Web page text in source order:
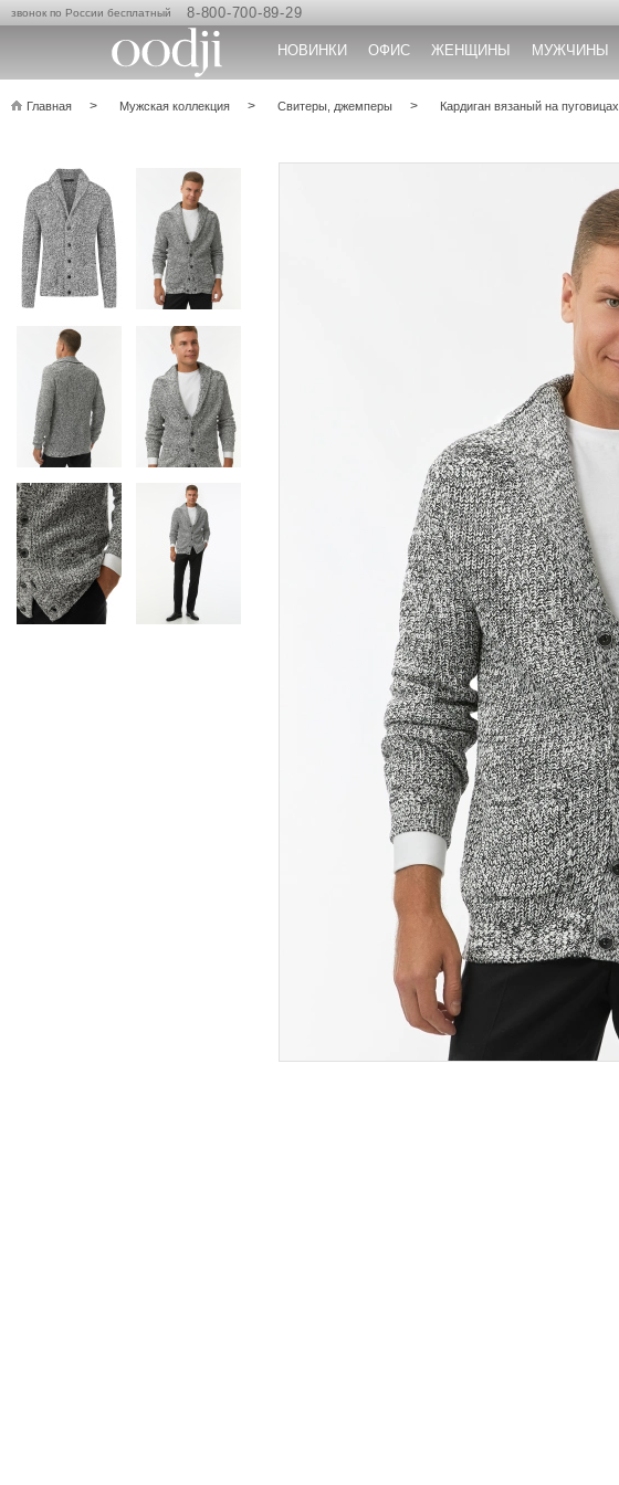
звонок по России бесплатный 8-800-700-89-29
НОВИНКИ ОФИС ЖЕНЩИНЫ МУЖЧИНЫ
Главная Мужская коллекция Свитеры, джемперы Кардиган вязаный на пуговицах